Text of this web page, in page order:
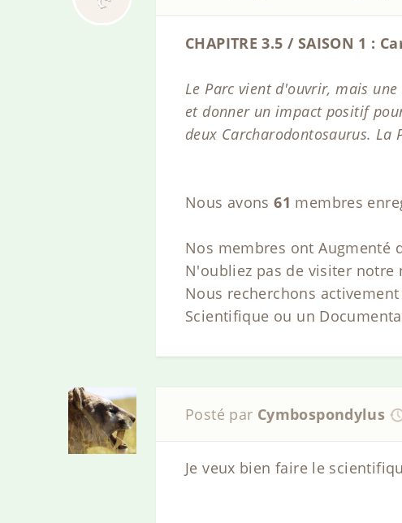
CHAPITRE 3.5 / SAISON 1 :
Le Parc vient d'ouvrir, mais
et donner un impact positif
deux Carcharodontosaurus. La
Nous avons61 membres
Nos membres ont Augmenté
N'oubliez pas de visiter notre
Nous recherchons
Scientifique ou un
Posté par Cymbospondylus
Je veux bien faire le